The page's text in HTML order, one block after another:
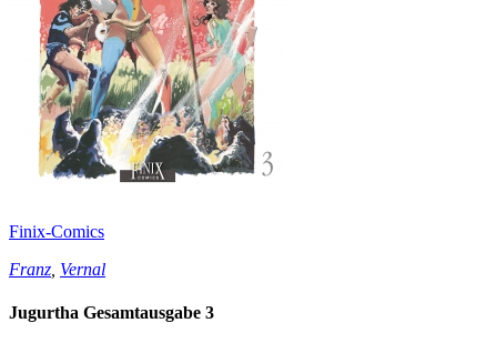
Finix-Comics
Franz Vernal
Jugurtha Gesamtausgabe 3